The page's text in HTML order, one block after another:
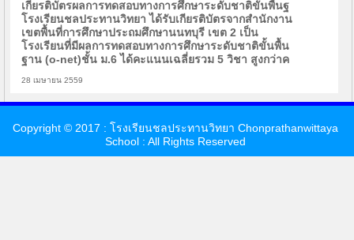
เกียรติบัตรผลการทดสอบทางการศึกษาระดับชาติขั้นพื้นฐ
โรงเรียนชลประทานวิทยา ได้รับเกียรติบัตรจากสำนักงาน
เขตพื้นที่การศึกษาประถมศึกษานนทบุรี เขต 2 เป็น
โรงเรียนที่มีผลการทดสอบทางการศึกษาระดับชาติขั้นพื้น
ฐาน (o-net)ชั้น ม.6 ได้คะแนนเฉลี่ยรวม 5 วิชา สูงกว่าค
28 เมษายน 2559
Copyright © 2017 : โรงเรียนชลประทานวิทยา Chonprathanwittaya
School : All Rights Reserved